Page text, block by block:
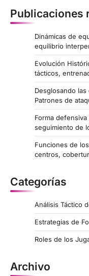
a
Publicaciones
Dinámicas de
equilibrio
Evolución
tácticos,
Desglosando
Patrones de
Forma
seguimiento de
Funciones de
centros,
Categorías
Análisis Táctico
Estrategias de
Roles de los
Archivo